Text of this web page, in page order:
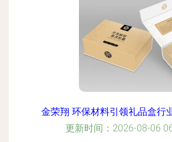
金荣翔 环保材料引领礼品盒行
更新时间：2026-08-06